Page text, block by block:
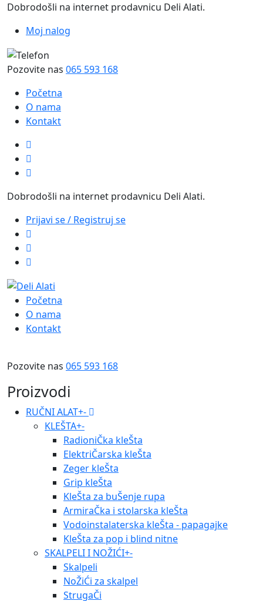
Dobrodošli na internet prodavnicu Deli Alati.
Moj nalog
Pozovite nas 065 593 168
Početna
O nama
Kontakt
Dobrodošli na internet prodavnicu Deli Alati.
Prijavi se / Registruj se
Početna
O nama
Kontakt
Pozovite nas 065 593 168
Proizvodi
RUČNI ALAT+-
KLEŠTA+-
RadioniČka kleŠta
ElektriČarska kleŠta
Zeger kleŠta
Grip kleŠta
KleŠta za buŠenje rupa
ArmiraČka i stolarska kleŠta
Vodoinstalaterska kleŠta - papagajke
KleŠta za pop i blind nitne
SKALPELI I NOŽIĆI+-
Skalpeli
NoŽiĆi za skalpel
StrugaČi